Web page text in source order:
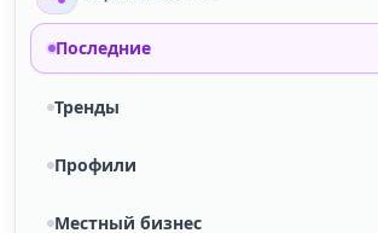
Последние
Тренды
Профили
Местный бизнес